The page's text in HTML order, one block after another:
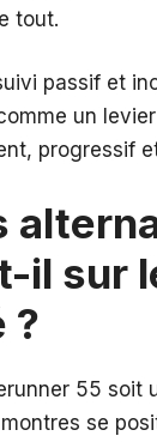
tout.
passif et
un
progressif
il sur
?
55 soit
se